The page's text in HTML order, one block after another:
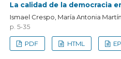
La calidad de la democracia
Ismael Crespo, María Antonia
p. 5-35
PDF HTML